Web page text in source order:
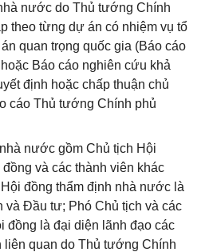
nước do Thủ tướng Chính
theo từng dự án có nhiệm vụ tổ
quan trọng quốc gia (Báo cáo
Báo cáo nghiên cứu khả
định hoặc chấp thuận chủ
cáo Thủ tướng Chính phủ
nước gồm Chủ tịch Hội
và các thành viên khác
đồng thẩm định nhà nước là
và Đầu tư; Phó Chủ tịch và các
đồng là đại diện lãnh đạo các
liên quan do Thủ tướng Chính